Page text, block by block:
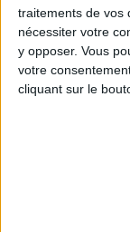
traitements de vos
nécessiter votre
y opposer. Vous
votre
cliquant sur le
5 BONS